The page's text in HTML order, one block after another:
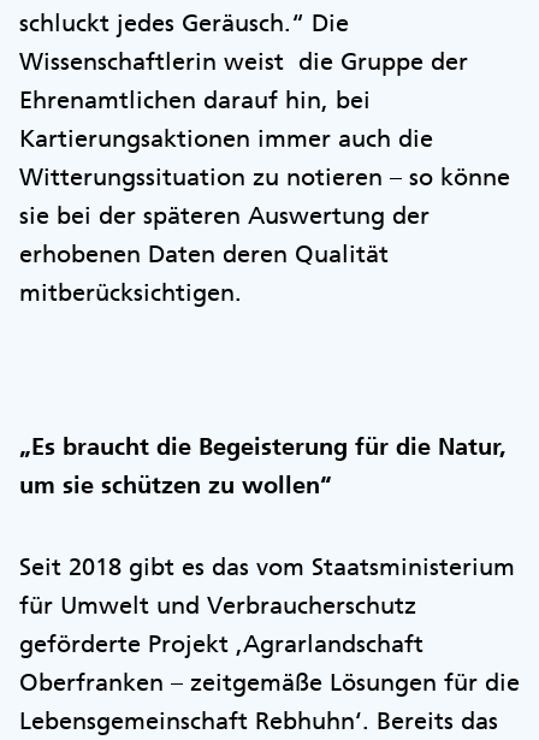
schluckt jedes Geräusch.“ Die
Wissenschaftlerin weist die Gruppe der
Ehrenamtlichen darauf hin, bei
Kartierungsaktionen immer auch die
Witterungssituation zu notieren – so könne
sie bei der späteren Auswertung der
erhobenen Daten deren Qualität
mitberücksichtigen.
„Es braucht die Begeisterung für die Natur,
um sie schützen zu wollen“
Seit 2018 gibt es das vom Staatsministerium
für Umwelt und Verbraucherschutz
geförderte Projekt ,Agrarlandschaft
Oberfranken – zeitgemäße Lösungen für die
Lebensgemeinschaft Rebhuhn‘. Bereits das